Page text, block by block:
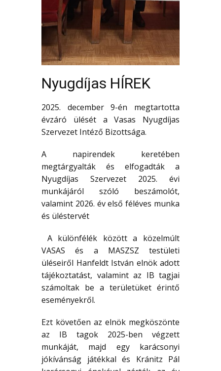
Nyugdíjas HÍREK
2025. december 9-én megtartotta
évzáró ülését a Vasas Nyugdíjas
Szervezet Intéző Bizottsága.
A napirendek keretében
megtárgyalták és elfogadták a
Nyugdíjas Szervezet 2025. évi
munkájáról szóló beszámolót,
valamint 2026. év első féléves munka
és üléstervét
A különfélék között a közelmúlt
VASAS és a MASZSZ testületi
üléseiről Hanfeldt István elnök adott
tájékoztatást, valamint az IB tagjai
számoltak be a területüket érintő
eseményekről.
Ezt követően az elnök megköszönte
az IB tagok 2025-ben végzett
munkáját, majd egy karácsonyi
jókívánság játékkal és Kránitz Pál